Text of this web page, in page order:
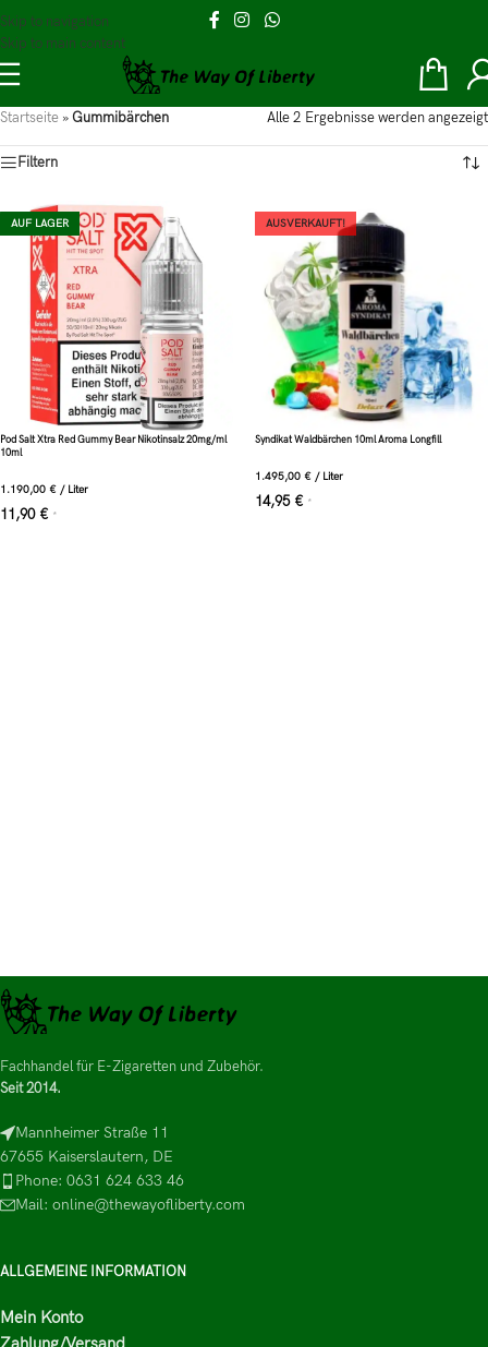
Skip to navigation
Skip to main content
Startseite »Gummibärchen Alle 2 Ergebnisse werden angezeigt
Filtern
AUF LAGER
Pod Salt Xtra Red Gummy Bear Nikotinsalz 20mg/ml
10ml
1.190,00 € / Liter
11,90 € *
AUSVERKAUFT!
Syndikat Waldbärchen 10ml Aroma Longfill
1.495,00 € / Liter
14,95 € *
Fachhandel für E-Zigaretten und Zubehör.
Seit 2014.
Mannheimer Straße 11
67655 Kaiserslautern, DE
Phone: 0631 624 633 46
Mail: online@thewayofliberty.com
ALLGEMEINE INFORMATION
Mein Konto